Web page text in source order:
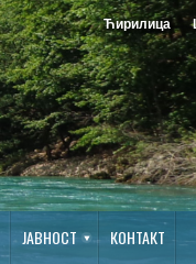
Ћирилица
ЈАВНОСТ КОНТАКТ